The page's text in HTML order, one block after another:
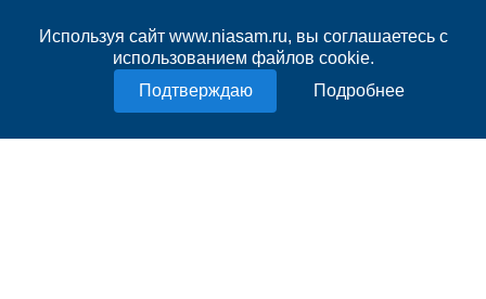
Используя сайт www.niasam.ru, вы соглашаетесь с
использованием файлов cookie.
Подробнее
Нашли ошибку?
Политика конфиденциальности
Согласие на обработку персональных данных